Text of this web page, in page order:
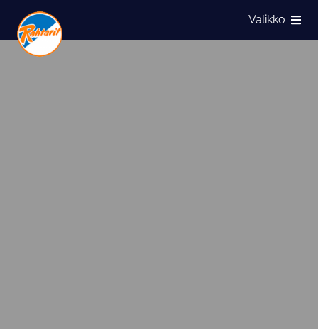
Siirry sivun sisältöön
Näytä
Valikko